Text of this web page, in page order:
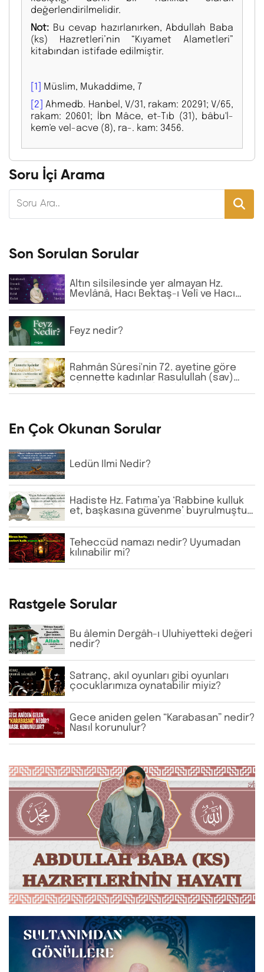
değerlendirilmelidir.
Not: Bu cevap hazırlanırken, Abdullah Baba
(ks) Hazretleri’nin “Kıyamet Alametleri”
kitabından istifade edilmiştir.
[1] Müslim, Mukaddime, 7
[2] Ahmedb. Hanbel, V/31, rakam: 20291; V/65,
rakam: 20601; İbn Mâce, et-Tıb (31), bâbu'l-
kem'e vel-acve (8), ra-. kam: 3456.
Soru İçi Arama
Son Sorulan Sorular
Altın silsilesinde yer almayan Hz.
Mevlânâ, Hacı Bektaş-ı Velî ve Hacı
ve Fâtiha okunmaktadır?
Feyz nedir?
Rahmân Sûresi'nin 72. ayetine göre
cennette kadınlar Rasulullah (sav)
En Çok Okunan Sorular
Ledün İlmi Nedir?
Hadiste Hz. Fatıma’ya ‘Rabbine kulluk
et, başkasına güvenme’ buyrulmuştur.
etmektedir. Bu anlayış doğru mudur?
Teheccüd namazı nedir? Uyumadan
kılınabilir mi?
Rastgele Sorular
Bu âlemin Dergâh-ı Uluhiyetteki değeri
nedir?
Satranç, akıl oyunları gibi oyunları
çocuklarımıza oynatabilir miyiz?
Gece aniden gelen “Karabasan” nedir?
Nasıl korunulur?